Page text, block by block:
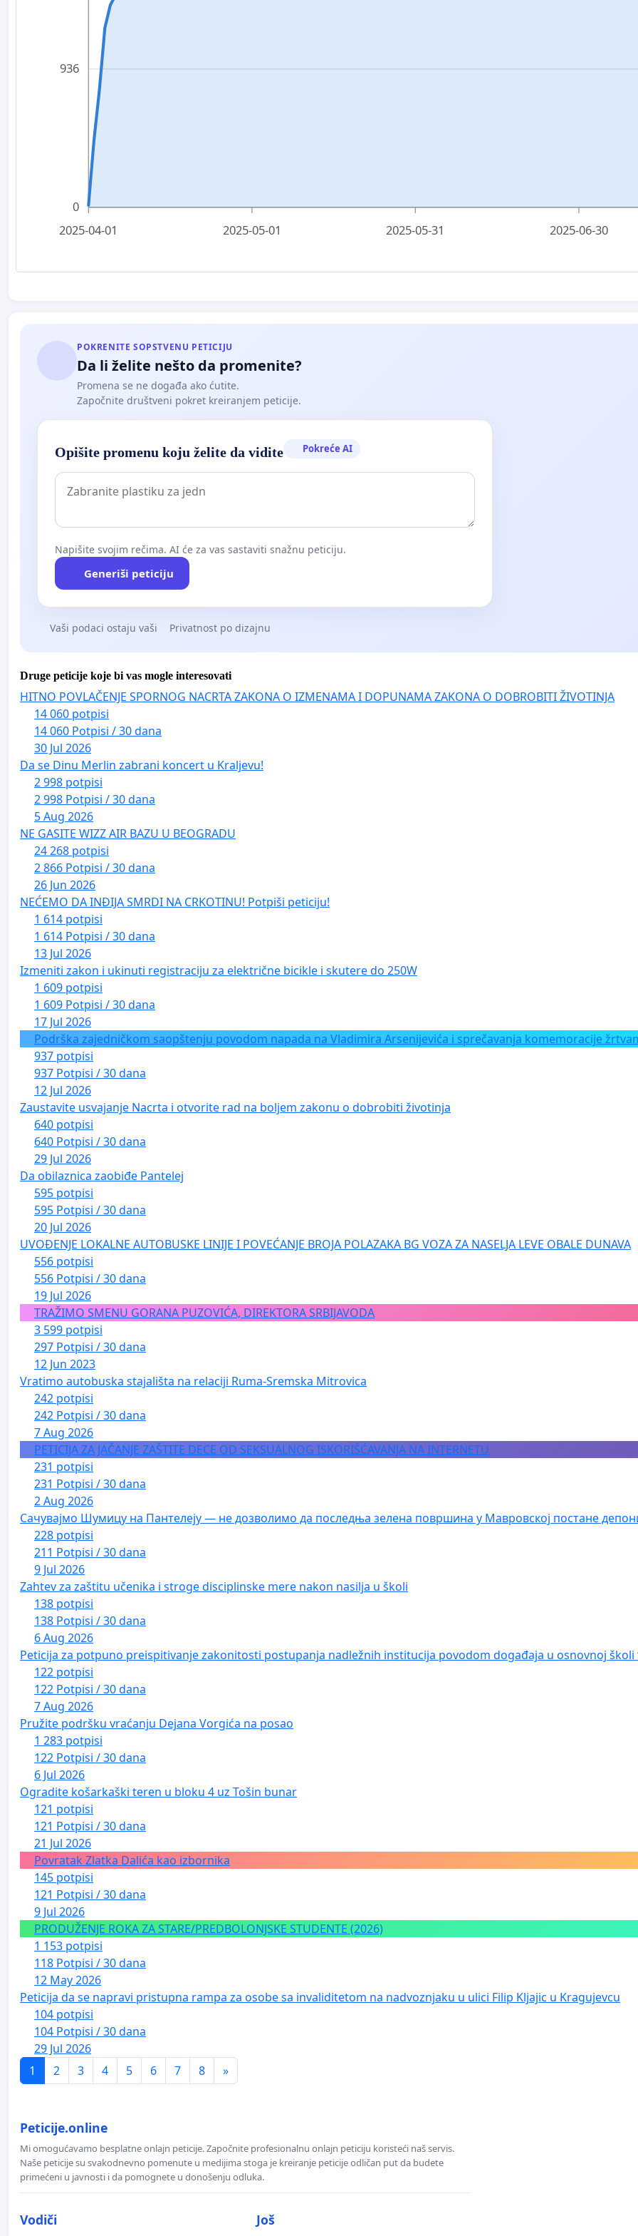
0
936
2025-04-01 2025-05-01 2025-05-31 2025-06-30
POKRENITE SOPSTVENU PETICIJU
Da li želite nešto da promenite?
Promena se ne događa ako ćutite.
Započnite društveni pokret kreiranjem peticije.
Opišite promenu koju želite da vidite Pokreće AI
Napišite svojim rečima. AI će za vas sastaviti snažnu peticiju.
Generiši peticiju
Vaši podaci ostaju vaši Privatnost po dizajnu
Druge peticije koje bi vas mogle interesovati
HITNO POVLAČENJE SPORNOG NACRTA ZAKONA O IZMENAMA I DOPUNAMA ZAKONA O DOBROBITI ŽIVOTINJA
14 060 potpisi
14 060 Potpisi / 30 dana
30 Jul 2026
Da se Dinu Merlin zabrani koncert u Kraljevu!
2 998 potpisi
2 998 Potpisi / 30 dana
5 Aug 2026
NE GASITE WIZZ AIR BAZU U BEOGRADU
24 268 potpisi
2 866 Potpisi / 30 dana
26 Jun 2026
NEĆEMO DA INĐIJA SMRDI NA CRKOTINU! Potpiši peticiju!
1 614 potpisi
1 614 Potpisi / 30 dana
13 Jul 2026
Izmeniti zakon i ukinuti registraciju za električne bicikle i skutere do 250W
1 609 potpisi
1 609 Potpisi / 30 dana
17 Jul 2026
Podrška zajedničkom saopštenju povodom napada na Vladimira Arsenijevića i sprečavanja komemoracije
937 potpisi
937 Potpisi / 30 dana
12 Jul 2026
Zaustavite usvajanje Nacrta i otvorite rad na boljem zakonu o dobrobiti životinja
640 potpisi
640 Potpisi / 30 dana
29 Jul 2026
Da obilaznica zaobiđe Pantelej
595 potpisi
595 Potpisi / 30 dana
20 Jul 2026
UVOĐENJE LOKALNE AUTOBUSKE LINIJE I POVEĆANJE BROJA POLAZAKA BG VOZA ZA NASELJA LEVE OBALE DUNAVA
556 potpisi
556 Potpisi / 30 dana
19 Jul 2026
TRAŽIMO SMENU GORANA PUZOVIĆA, DIREKTORA SRBIJAVODA
3 599 potpisi
297 Potpisi / 30 dana
12 Jun 2023
Vratimo autobuska stajališta na relaciji Ruma-Sremska Mitrovica
242 potpisi
242 Potpisi / 30 dana
7 Aug 2026
PETICIJA ZA JAČANJE ZAŠTITE DECE OD SEKSUALNOG ISKORIŠĆAVANJA NA INTERNETU
231 potpisi
231 Potpisi / 30 dana
2 Aug 2026
Сачувајмо Шумицу на Пантелеју — не дозволимо да последња зелена површина у Мавровској постане
228 potpisi
211 Potpisi / 30 dana
9 Jul 2026
Zahtev za zaštitu učenika i stroge disciplinske mere nakon nasilja u školi
138 potpisi
138 Potpisi / 30 dana
6 Aug 2026
Peticija za potpuno preispitivanje zakonitosti postupanja nadležnih institucija povodom događaja u osnovnoj školi
122 potpisi
122 Potpisi / 30 dana
7 Aug 2026
Pružite podršku vraćanju Dejana Vorgića na posao
1 283 potpisi
122 Potpisi / 30 dana
6 Jul 2026
Ogradite košarkaški teren u bloku 4 uz Tošin bunar
121 potpisi
121 Potpisi / 30 dana
21 Jul 2026
Povratak Zlatka Dalića kao izbornika
145 potpisi
121 Potpisi / 30 dana
9 Jul 2026
PRODUŽENJE ROKA ZA STARE/PREDBOLONJSKE STUDENTE (2026)
1 153 potpisi
118 Potpisi / 30 dana
12 May 2026
Peticija da se napravi pristupna rampa za osobe sa invaliditetom na nadvoznjaku u ulici Filip Kljajic u Kragujevcu
104 potpisi
104 Potpisi / 30 dana
29 Jul 2026
1
2 3 4 5 6 7 8 »
Peticije.online
Mi omogućavamo besplatne onlajn peticije. Započnite profesionalnu onlajn peticiju koristeći naš servis.
Naše peticije su svakodnevno pomenute u medijima stoga je kreiranje peticije odličan put da budete
primećeni u javnosti i da pomognete u donošenju odluka.
Vodiči Još